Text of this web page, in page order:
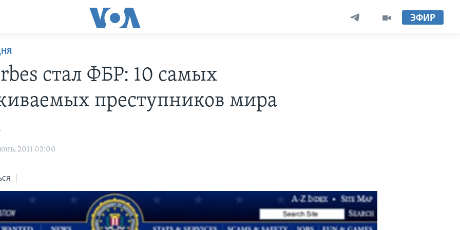
ЭФИР
стал ФБР: 10 самых
преступников мира
2011 03:00